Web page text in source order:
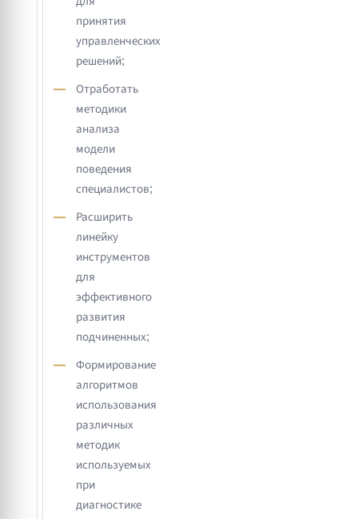
принятия
управленческих
решений;
Отработать
методики
анализа
модели
поведения
специалистов;
Расширить
линейку
инструментов
для
эффективного
развития
подчиненных;
Формирование
алгоритмов
использования
различных
методик
используемых
при
диагностике